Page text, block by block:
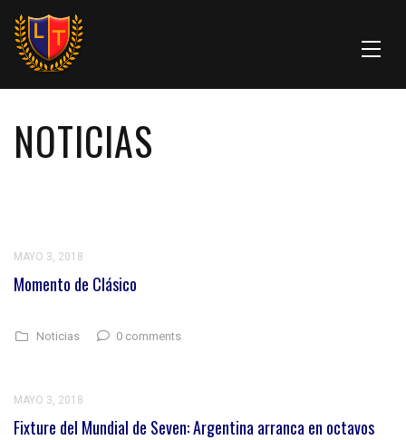
NOTICIAS
MAYO 3, 2018
Momento de Clásico
Noticias 0 comments
MAYO 3, 2018
Fixture del Mundial de Seven: Argentina arranca en octavos